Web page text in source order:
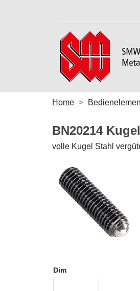
Home
BN20214
volle Kugel Stahl
Dim